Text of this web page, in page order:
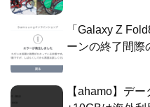
「Galaxy Z
ーンの終了間際
【ahamo】デ